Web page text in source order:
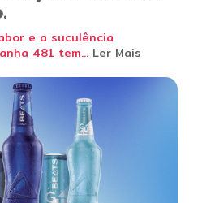
e a suculência
481 tem... Ler Mais